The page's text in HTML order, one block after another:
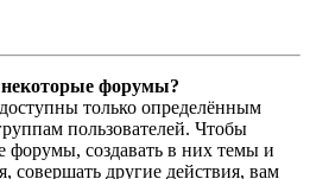
форумы?
только определённым
пользователей. Чтобы
форумы, создавать в них темы и
совершать другие действия, вам